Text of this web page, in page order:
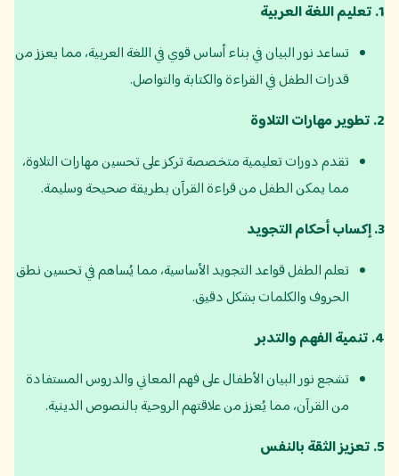
1. تعليم اللغة العربية
تساعد نور البيان في بناء أساس قوي في اللغة العربية، مما يعزز من
قدرات الطفل في القراءة والكتابة والتواصل.
2. تطوير مهارات التلاوة
تقدم دورات تعليمية متخصصة تركز على تحسين مهارات التلاوة،
مما يمكن الطفل من قراءة القرآن بطريقة صحيحة وسليمة.
3. إكساب أحكام التجويد
تعلم الطفل قواعد التجويد الأساسية، مما يُساهم في تحسين نطق
الحروف والكلمات بشكل دقيق.
4. تنمية الفهم والتدبر
تشجع نور البيان الأطفال على فهم المعاني والدروس المستفادة
من القرآن، مما يُعزز من علاقتهم الروحية بالنصوص الدينية.
5. تعزيز الثقة بالنفس